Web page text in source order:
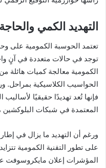
التهديد الكمي
تعتمد الحوسبة الكمومية على
توجد في حالات متعددة في آنٍ
الكمومية معالجة كميات هائلة
الحواسيب الكلاسيكية بمراحل.
فإنها تُعد تهديدًا حقيقيًا
المعتمدة في شبكات البلوكشين
ورغم أن التهديد ما يزال في
على تطور التقنية الكمومية
المؤشرات إعلان مايكروسوفت